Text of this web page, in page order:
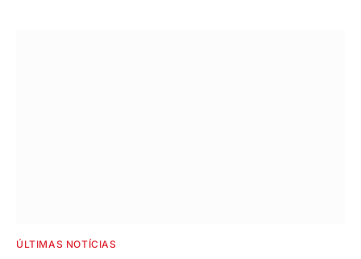
ÚLTIMAS NOTÍCIAS